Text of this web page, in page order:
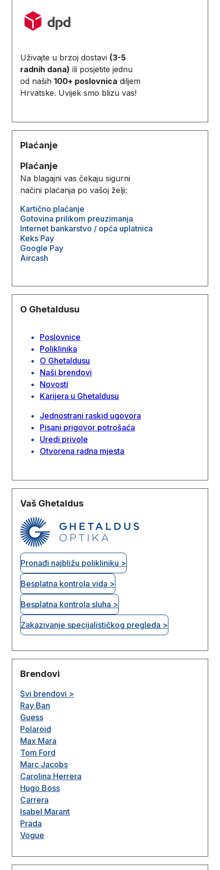
Uživajte u brzoj dostavi (3-5
radnih dana) ili posjetite jednu
od naših 100+ poslovnica diljem
Hrvatske. Uvijek smo blizu vas!
Plaćanje
Plaćanje
Na blagajni vas čekaju sigurni
načini plaćanja po vašoj želji:
Kartično plaćanje
Gotovina prilikom preuzimanja
Internet bankarstvo / opća uplatnica
Keks Pay
Google Pay
Aircash
O Ghetaldusu
Poslovnice
Poliklinika
O Ghetaldusu
Naši brendovi
Novosti
Karijera u Ghetaldusu
Jednostrani raskid ugovora
Pisani prigovor potrošaća
Uredi privole
Otvorena radna mjesta
Vaš Ghetaldus
Pronađi najbližu polikliniku >
Besplatna kontrola vida >
Besplatna kontrola sluha >
Zakazivanje specijalističkog pregleda >
Brendovi
Svi brendovi >
Ray Ban
Guess
Polaroid
Max Mara
Tom Ford
Marc Jacobs
Carolina Herrera
Hugo Boss
Carrera
Isabel Marant
Prada
Vogue